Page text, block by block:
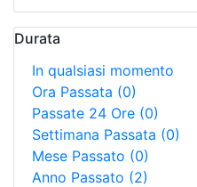
Durata
In qualsiasi momento
Ora Passata (0)
Passate 24 Ore (0)
Settimana Passata (0)
Mese Passato (0)
Anno Passato (2)